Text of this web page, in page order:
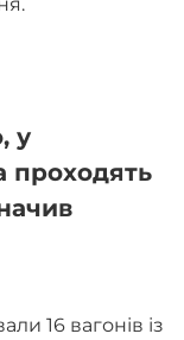
у
проходять
16 вагонів із